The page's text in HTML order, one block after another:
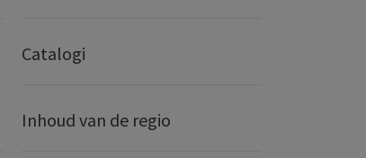
Catalogi
Inhoud van de regio